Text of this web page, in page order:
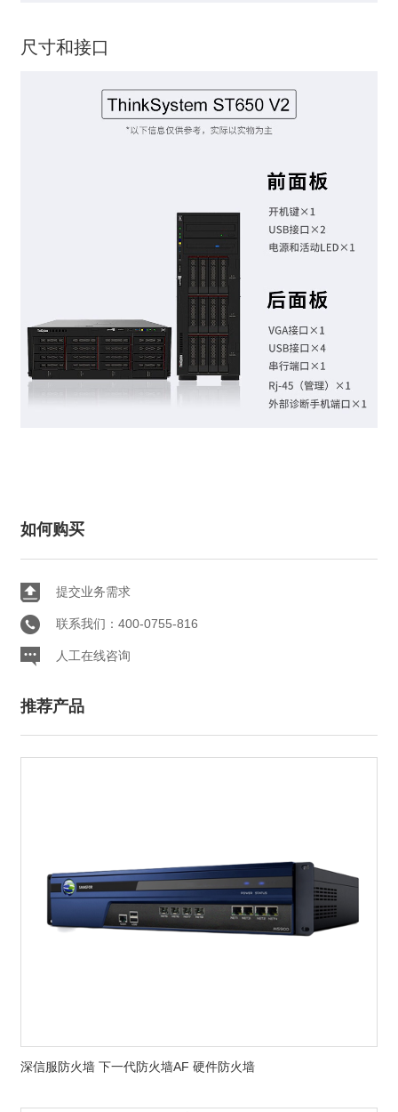
尺寸和接口
如何购买
提交业务需求
联系我们：400-0755-816
人工在线咨询
推荐产品
深信服防火墙 下一代防火墙AF 硬件防火墙